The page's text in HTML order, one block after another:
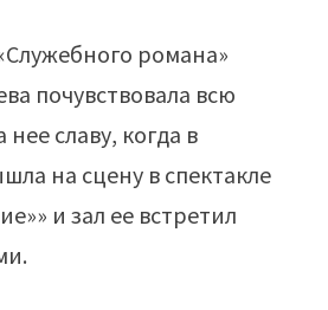
романа»
почувствовала всю
славу, когда в
на сцену в спектакле
и зал ее встретил